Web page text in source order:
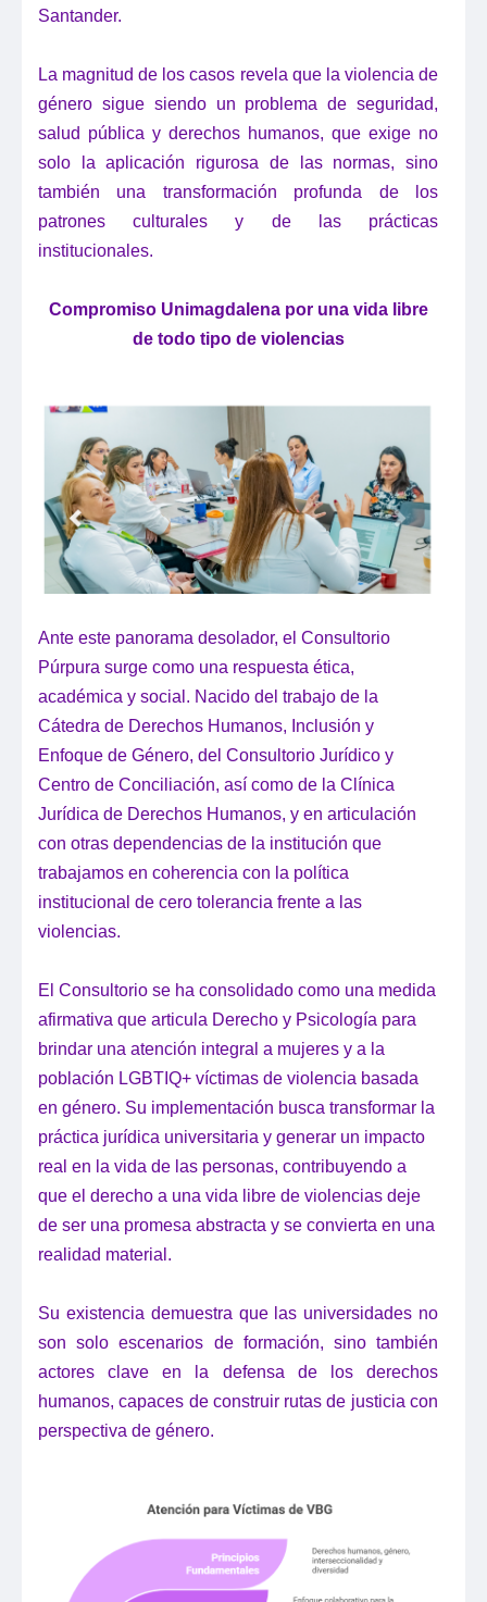
Santander.
La magnitud de los casos revela que la violencia de
género sigue siendo un problema de seguridad,
salud pública y derechos humanos, que exige no
solo la aplicación rigurosa de las normas, sino
también una transformación profunda de los
patrones culturales y de las prácticas
institucionales.
Compromiso Unimagdalena por una vida libre
de todo tipo de violencias
Ante este panorama desolador, el Consultorio
Púrpura surge como una respuesta ética,
académica y social. Nacido del trabajo de la
Cátedra de Derechos Humanos, Inclusión y
Enfoque de Género, del Consultorio Jurídico y
Centro de Conciliación, así como de la Clínica
Jurídica de Derechos Humanos, y en articulación
con otras dependencias de la institución que
trabajamos en coherencia con la política
institucional de cero tolerancia frente a las
violencias.
El Consultorio se ha consolidado como una medida
afirmativa que articula Derecho y Psicología para
brindar una atención integral a mujeres y a la
población LGBTIQ+ víctimas de violencia basada
en género. Su implementación busca transformar la
práctica jurídica universitaria y generar un impacto
real en la vida de las personas, contribuyendo a
que el derecho a una vida libre de violencias deje
de ser una promesa abstracta y se convierta en una
realidad material.
Su existencia demuestra que las universidades no
son solo escenarios de formación, sino también
actores clave en la defensa de los derechos
humanos, capaces de construir rutas de justicia con
perspectiva de género.